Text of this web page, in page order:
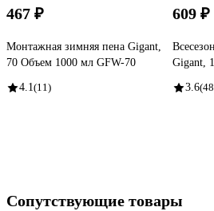
467 ₽
Монтажная зимняя пена Gigant,
70 Объем 1000 мл GFW-70
4.1(11)
609 ₽
Gigant,
3.6
Сопутствующие товары